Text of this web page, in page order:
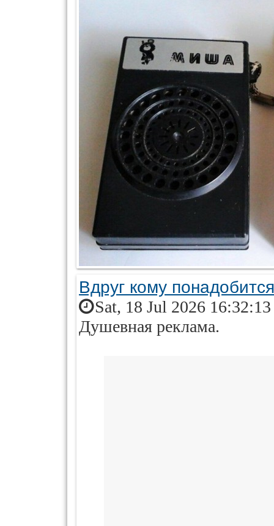
Вдруг кому
Sat, 18 Jul 2026
Душевная реклама.